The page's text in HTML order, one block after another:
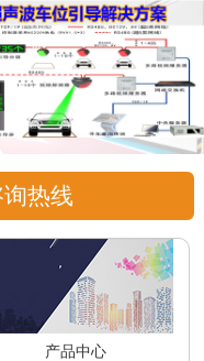
热线
产品中心